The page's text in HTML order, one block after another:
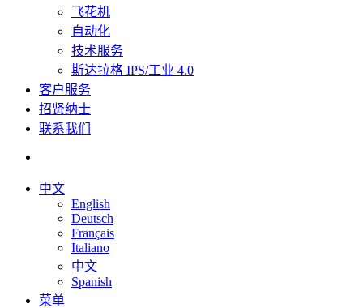
飞花机
自动化
技术服务
斯达拉格 IPS/工业 4.0
客户服务
招贤纳士
联系我们
中文
English
Deutsch
Français
Italiano
中文
Spanish
菜单